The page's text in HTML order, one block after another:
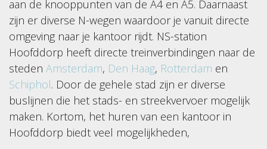
aan de knooppunten van de A4 en A5. Daarnaast
zijn er diverse N-wegen waardoor je vanuit directe
omgeving naar je kantoor rijdt. NS-station
Hoofddorp heeft directe treinverbindingen naar de
steden Amsterdam, Den Haag, Rotterdam en
Schiphol. Door de gehele stad zijn er diverse
buslijnen die het stads- en streekvervoer mogelijk
maken. Kortom, het huren van een kantoor in
Hoofddorp biedt veel mogelijkheden,